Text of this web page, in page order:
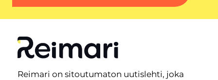
Reimari on sitoutumaton uutislehti, joka